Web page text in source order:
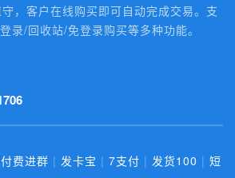
，客户在线购买即可自动完成交易。支
录/回收站/免登录购买等多种功能。
付费进群 | 发卡宝 | 7支付 | 发货100 | 短